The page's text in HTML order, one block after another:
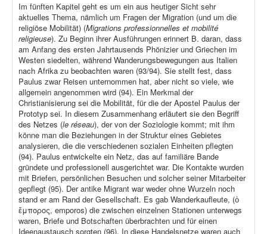
Im fünften Kapitel geht es um ein aus heutiger Sicht sehr
aktuelles Thema, nämlich um Fragen der Migration (und um die
religiöse Mobilität) (Migrations professionnelles et mobilité
religieuse). Zu Beginn ihrer Ausführungen erinnert B. daran, dass
am Anfang des ersten Jahrtausends Phönizier und Griechen im
Westen siedelten, während Wanderungsbewegungen aus Italien
nach Afrika zu beobachten waren (93/94). Sie stellt fest, dass
Paulus zwar Reisen unternommen hat, aber nicht so viele, wie
allgemein angenommen wird (94). Ein Merkmal der
Christianisierung sei die Mobilität, für die der Apostel Paulus der
Prototyp sei. In diesem Zusammenhang erläutert sie den Begriff
des Netzes (le réseau), der von der Soziologie kommt; mit ihm
könne man die Beziehungen in der Struktur eines Gebietes
analysieren, die die verschiedenen sozialen Einheiten pflegten
(94). Paulus entwickelte ein Netz, das auf familiäre Bande
gründete und professionell ausgerichtet war. Die Kontakte wurden
mit Briefen, persönlichen Besuchen und solcher seiner Mitarbeiter
gepflegt (95). Der antike Migrant war weder ohne Wurzeln noch
stand er am Rand der Gesellschaft. Es gab Wanderkaufleute, (ὁ
ἔμπορος, emporos) die zwischen einzelnen Stationen unterwegs
waren, Briefe und Botschaften überbrachten und für einen
Ideenaustausch sorgten (96). In diese Handelsnetze waren auch